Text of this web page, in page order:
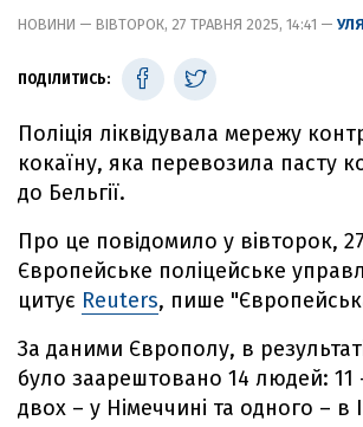
НОВИНИ — ВІВТОРОК, 27 ТРАВНЯ 2025, 14:41 —
ПОДІЛИТИСЬ:
Поліція ліквідувала мережу
кокаїну, яка перевозила пасту
до Бельгії.
Про це повідомило у вівторок,
Європейське поліцейське
цитує Reuters, пише
За даними Європолу, в
було заарештовано 14 людей: 11
двох – у Німеччині та одного – в